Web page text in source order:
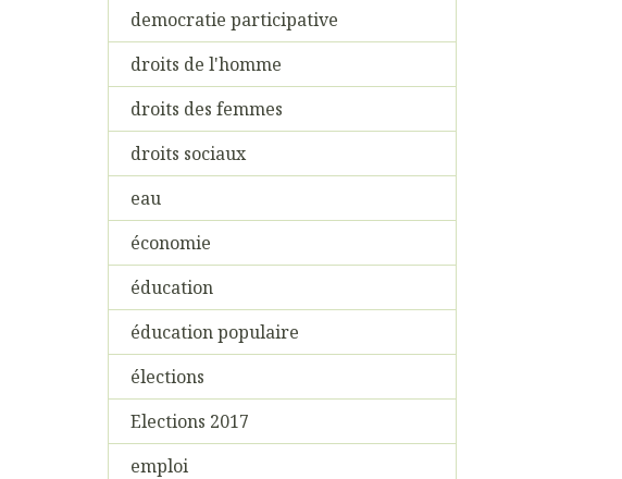
democratie participative
droits de l'homme
droits des femmes
droits sociaux
eau
économie
éducation
éducation populaire
élections
Elections 2017
emploi